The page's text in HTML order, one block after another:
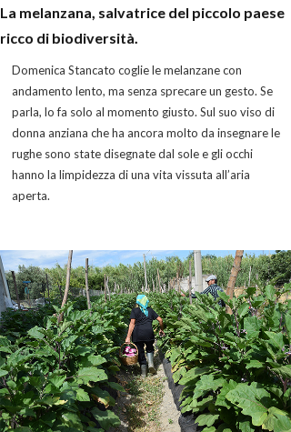
La melanzana, salvatrice del piccolo paese
ricco di biodiversità.
Domenica Stancato coglie le melanzane con
andamento lento, ma senza sprecare un gesto. Se
parla, lo fa solo al momento giusto. Sul suo viso di
donna anziana che ha ancora molto da insegnare le
rughe sono state disegnate dal sole e gli occhi
hanno la limpidezza di una vita vissuta all’aria
aperta.